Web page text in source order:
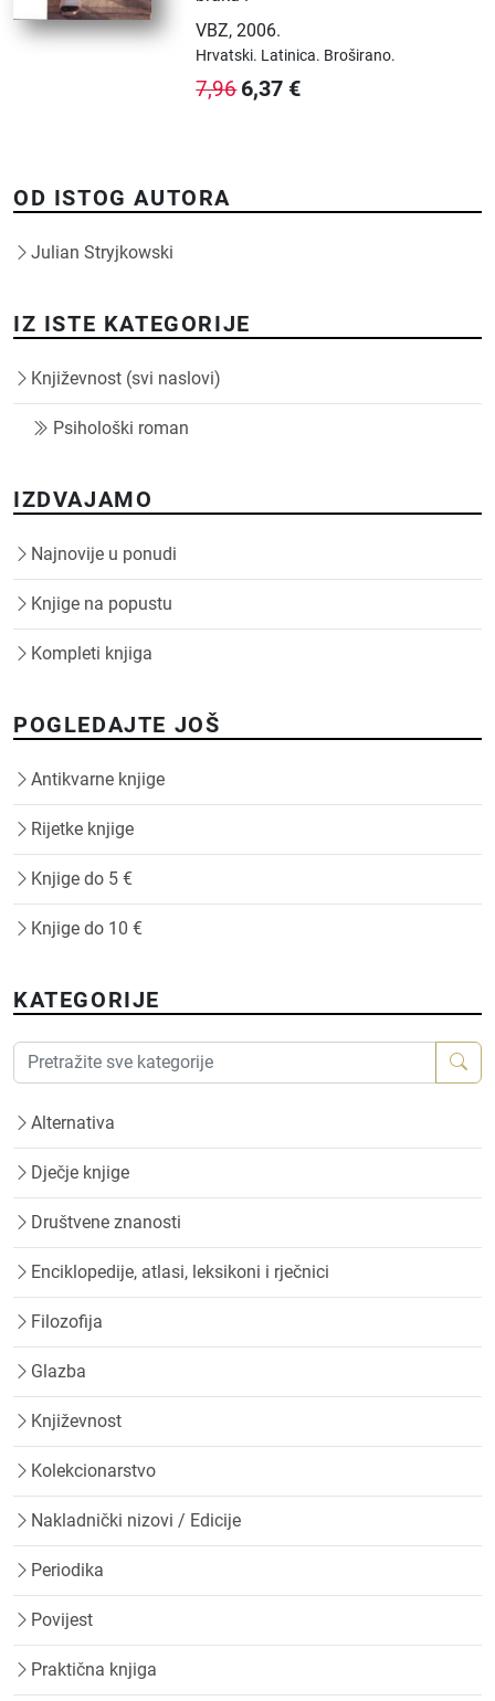
VBZ,2006.
Hrvatski. Latinica. Broširano.
7,96 6,37 €
OD ISTOG AUTORA
Julian Stryjkowski
IZ ISTE KATEGORIJE
Književnost (svi naslovi)
Psihološki roman
IZDVAJAMO
Najnovije u ponudi
Knjige na popustu
Kompleti knjiga
POGLEDAJTE JOŠ
Antikvarne knjige
Rijetke knjige
Knjige do 5 €
Knjige do 10 €
KATEGORIJE
Alternativa
Dječje knjige
Društvene znanosti
Enciklopedije, atlasi, leksikoni i rječnici
Filozofija
Glazba
Književnost
Kolekcionarstvo
Nakladnički nizovi / Edicije
Periodika
Povijest
Praktična knjiga